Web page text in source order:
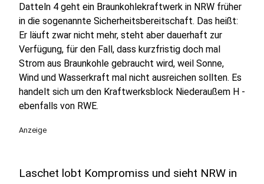
Datteln 4 geht ein Braunkohlekraftwerk in NRW früher
in die sogenannte Sicherheitsbereitschaft. Das heißt:
Er läuft zwar nicht mehr, steht aber dauerhaft zur
Verfügung, für den Fall, dass kurzfristig doch mal
Strom aus Braunkohle gebraucht wird, weil Sonne,
Wind und Wasserkraft mal nicht ausreichen sollten. Es
handelt sich um den Kraftwerksblock Niederaußem H -
ebenfalls von RWE.
Anzeige
Laschet lobt Kompromiss und sieht NRW in